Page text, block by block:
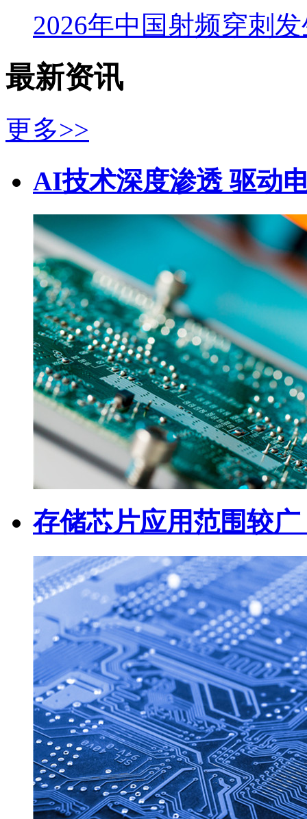
2026年中国射频穿刺
最新资讯
更多>>
AI技术深度渗透 驱动
存储芯片应用范围较